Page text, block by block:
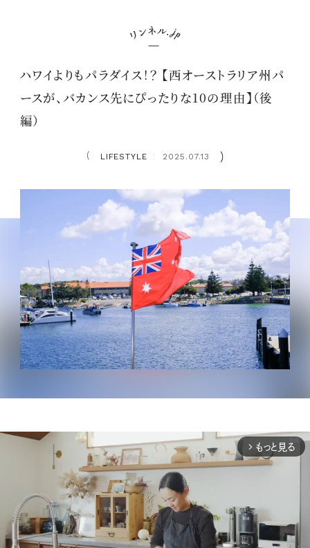
ハワイよりもパラダイス！？ 【西オーストラリア州パ
ースが、バカンス先にぴったりな10の理由】（後
編）
LIFESTYLE ： 2025.07.13
arrow_forward_ios もっと見る